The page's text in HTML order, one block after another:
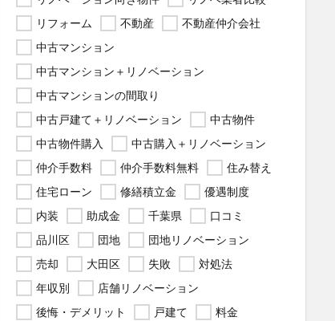
リフォーム
不動産
不動産仲介会社
中古マンション
中古マンション＋リノベーション
中古マンションの間取り
中古戸建て＋リノベーション
中古物件
中古物件購入
中古購入＋リノベーション
仲介手数料
仲介手数料無料
住み替え
住宅ローン
修繕積立金
優遇制度
内装
助成金 千葉県
口コミ
品川区
団地
団地リノベーション
売却
大田区 失敗
対処法
年収別
店舗リノベーション
後悔・デメリット
戸建て
料金